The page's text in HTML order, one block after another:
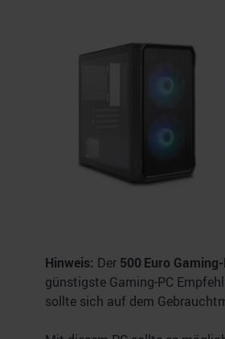
Hinweis: Der 500 Euro
günstigste Gaming-PC
sollte sich auf dem